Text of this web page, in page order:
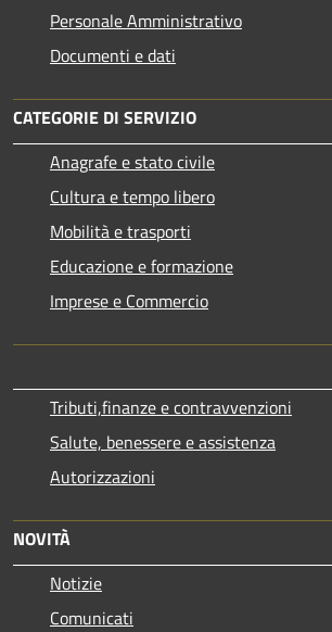
Personale Amministrativo
Documenti e dati
CATEGORIE DI SERVIZIO
Anagrafe e stato civile
Cultura e tempo libero
Mobilità e trasporti
Educazione e formazione
Imprese e Commercio
Tributi,finanze e contravvenzioni
Salute, benessere e assistenza
Autorizzazioni
NOVITÀ
Notizie
Comunicati